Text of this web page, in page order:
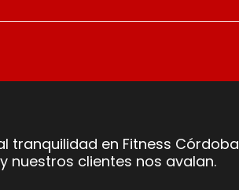
tranquilidad en Fitness Córdoba
nuestros clientes nos avalan.